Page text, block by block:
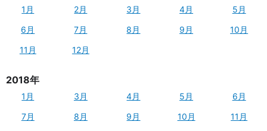
1月 2月 3月 4月
5月
6月
7月 8月 9月
10月
11月
12月
2018年
1月 3月 4月 5月
6月
7月
8月 9月 10月
11月